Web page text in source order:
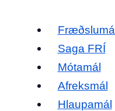
Fræðslumál
Saga FRÍ
Mótamál
Afreksmál
Hlaupamál